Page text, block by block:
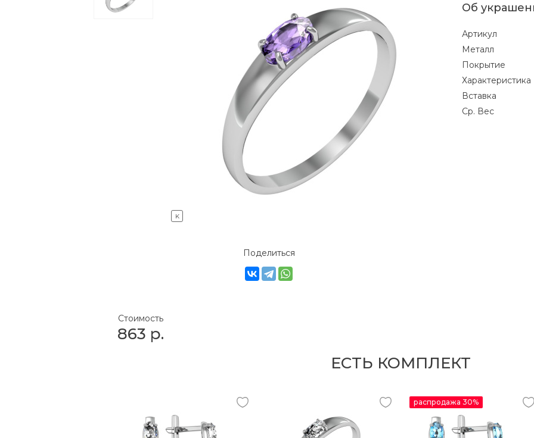
K
Поделиться
Об
Артикул
Металл
Покрытие
Характеристика
Вставка
Ср. Вес
Стоимость
863 р.
ЕСТЬ КОМПЛЕКТ
распродажа 30%